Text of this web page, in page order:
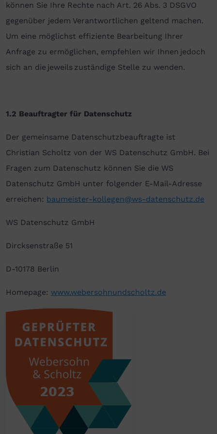
können Sie Ihre Rechte nach Art. 26 Abs. 3 DSGVO
gegenüber jedem Verantwortlichen geltend machen.
Um eine möglichst effiziente Bearbeitung Ihrer
Anfrage zu ermöglichen, empfehlen wir Ihnen jedoch
sich an die jeweils zuständige Stelle zu wenden.
1.2 Beauftragter für Datenschutz
Der gemeinsame Datenschutzbeauftragte ist
Christian Scholtz von der WS Datenschutz GmbH. Bei
Fragen zum Datenschutz können Sie die WS
Datenschutz GmbH unter folgender E-Mail-Adresse
erreichen: baumeister-kollegen@ws-datenschutz.de
WS Datenschutz GmbH
Dircksenstraße 51
D-10178 Berlin
Homepage: www.webersohnundscholtz.de